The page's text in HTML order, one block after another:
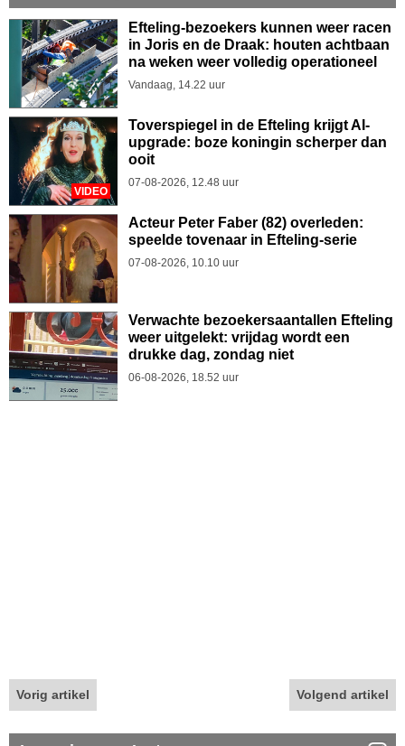
Efteling-bezoekers kunnen weer racen
in Joris en de Draak: houten achtbaan
na weken weer volledig operationeel
Vandaag, 14.22 uur
VIDEO
Toverspiegel in de Efteling krijgt AI-
upgrade: boze koningin scherper dan
ooit
07-08-2026, 12.48 uur
Acteur Peter Faber (82) overleden:
speelde tovenaar in Efteling-serie
07-08-2026, 10.10 uur
Verwachte bezoekersaantallen Efteling
weer uitgelekt: vrijdag wordt een
drukke dag, zondag niet
06-08-2026, 18.52 uur
Vorig artikel Volgend artikel